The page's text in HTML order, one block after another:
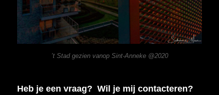
’t Stad gezien vanop Sint-Anneke @2020
Heb je een vraag? Wil je mij contacteren?